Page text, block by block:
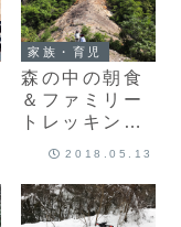
家族・育児
森の中の朝食
＆ファミリー
トレッキン
アルプス）に
登りました♪
2018.05.13